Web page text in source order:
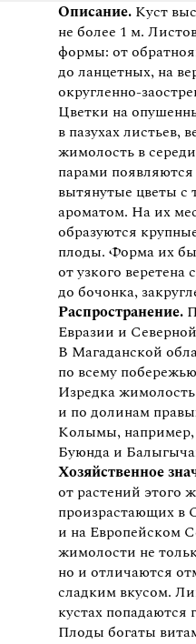
Описание. Куст
не более 1 м.
формы: от
до ланцетных, на
округленно-
Цветки на
в пазухах листьев,
жимолость в
парами
вытянутые цветы
ароматом. На их
образуются
плоды. Форма их
от узкого
до бочонка,
Распространение.
Евразии и
В Магаданской
по всему
Изредка жимолость
и по долинам
Колымы, например,
Буюнда и
Хозяйственное
от растений этого
произрастающих в
и на Европейском
жимолости не
но и отличаются
сладким вкусом.
кустах попадаются
Плоды богаты